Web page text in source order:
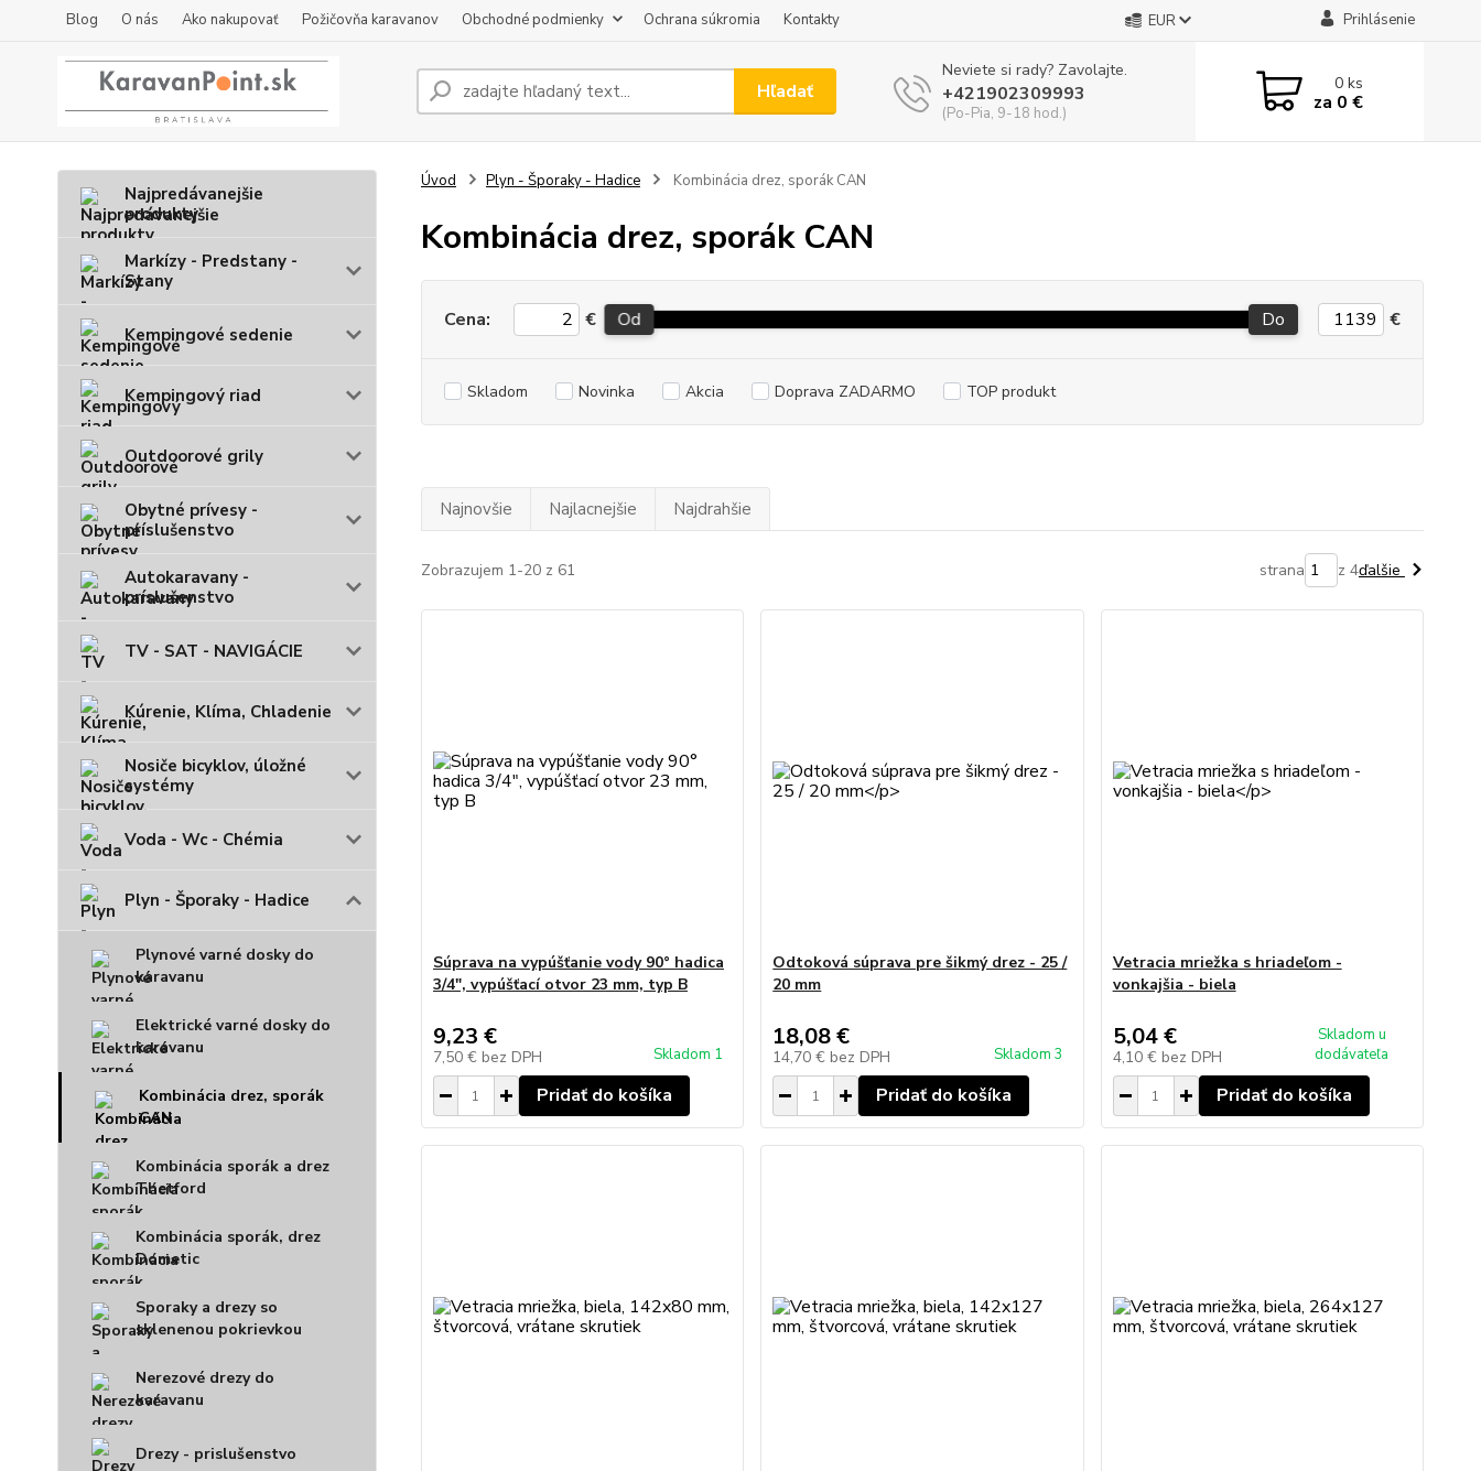
Blog O nás Ako nakupovať Požičovňa karavanov Obchodné podmienky Ochrana súkromia Kontakty EUR Prihlásenie
Hľadať
Neviete si rady? Zavolajte.
+421902309993
(Po-Pia, 9-18 hod.)
0ks
za 0 €
Najpredávanejšie
produkty
Markízy - Predstany -
Stany
Kempingové sedenie
Kempingový riad
Outdoorové grily
Obytné prívesy -
príslušenstvo
Autokaravany -
príslušenstvo
TV - SAT - NAVIGÁCIE
Kúrenie, Klíma, Chladenie
Nosiče bicyklov, úložné
systémy
Voda - Wc - Chémia
Plyn - Šporaky - Hadice
Plynové varné dosky do
karavanu
Elektrické varné dosky do
karavanu
Kombinácia drez, sporák
CAN
Kombinácia sporák a drez
Thetford
Kombinácia sporák, drez
Dometic
Sporaky a drezy so
sklenenou pokrievkou
Nerezové drezy do
karavanu
Drezy - prislušenstvo
Úvod Plyn - Šporaky - Hadice Kombinácia drez, sporák CAN
Kombinácia drez, sporák CAN
Cena: € Od Do €
Skladom Novinka Akcia Doprava ZADARMO TOP produkt
Najnovšie Najlacnejšie Najdrahšie
Zobrazujem 1-20 z 61 strana z 4ďalšie
Súprava na vypúšťanie vody 90° hadica
3/4", vypúšťací otvor 23 mm, typ B
9,23 €
7,50 € bez DPH Skladom 1
Pridať do košíka
Odtoková súprava pre šikmý drez - 25 /
20 mm
18,08 €
14,70 € bez DPH Skladom 3
Pridať do košíka
Vetracia mriežka s hriadeľom -
vonkajšia - biela
5,04 €
4,10 € bez DPH
Skladom u
dodávateľa
Pridať do košíka